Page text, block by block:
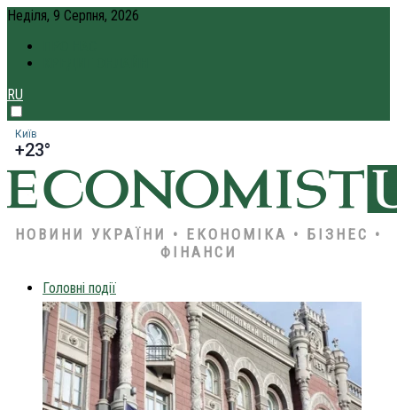
Неділя, 9 Серпня, 2026
RU
Київ
+23°
НОВИНИ УКРАЇНИ • ЕКОНОМІКА • БІЗНЕС •
ФІНАНСИ
Головні події